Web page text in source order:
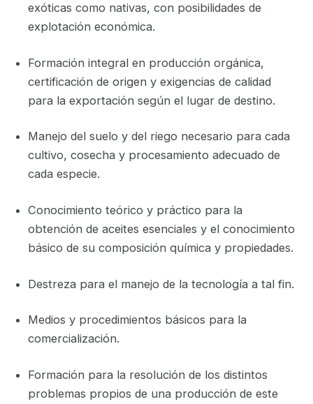
exóticas como nativas, con posibilidades de
explotación económica.
Formación integral en producción orgánica,
certificación de origen y exigencias de calidad
para la exportación según el lugar de destino.
Manejo del suelo y del riego necesario para cada
cultivo, cosecha y procesamiento adecuado de
cada especie.
Conocimiento teórico y práctico para la
obtención de aceites esenciales y el conocimiento
básico de su composición química y propiedades.
Destreza para el manejo de la tecnología a tal fin.
Medios y procedimientos básicos para la
comercialización.
Formación para la resolución de los distintos
problemas propios de una producción de este